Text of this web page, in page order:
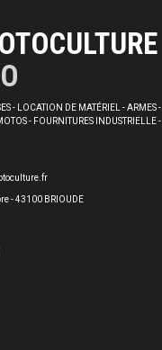
- LOCATION DE MATÉRIEL - ARMES -
- FOURNITURES INDUSTRIELLE -
- 43100 BRIOUDE